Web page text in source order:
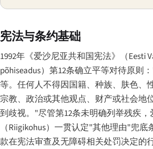
宪法与条约基础
1992年《爱沙尼亚共和国宪法》（Eesti
põhiseadus）第12条确立平等对待原则
等。任何人不得因国籍、种族、肤色、
宗教、政治或其他观点、财产或社会地
到歧视。"尽管第12条未明确列举残疾
（Riigikohus）一贯认定"其他理由"兜底
款在宪法审查及无障碍相关处罚决定的